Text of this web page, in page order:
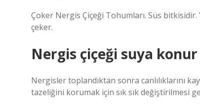
Çoker Nergis Çiçeği Tohumları. Süs
çeker.
Nergis çiçeği suya
Nergisler toplandıktan sonra canlılıklarını
tazeliğini korumak için sık sık değiştirilmesi